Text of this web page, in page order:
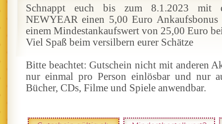
Schnappt euch bis zum 8.1.2023 mit
NEWYEAR einen 5,00 Euro
einem Mindestankaufswert von 25,00 Euro
Viel Spaß beim versilbern eurer Schätze
Bitte beachtet: Gutschein nicht mit anderen
nur einmal pro Person einlösbar und nur
Bücher, CDs, Filme und Spiele anwendbar.